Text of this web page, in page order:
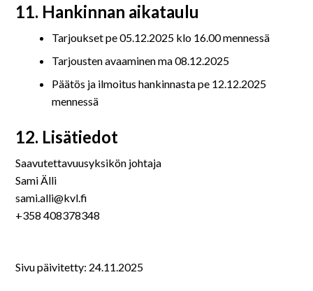
11. Hankinnan aikataulu
Tarjoukset pe 05.12.2025 klo 16.00 mennessä
Tarjousten avaaminen ma 08.12.2025
Päätös ja ilmoitus hankinnasta pe 12.12.2025
mennessä
12. Lisätiedot
Saavutettavuusyksikön johtaja
Sami Älli
sami.alli@kvl.fi
+358 408378348
Sivu päivitetty: 24.11.2025